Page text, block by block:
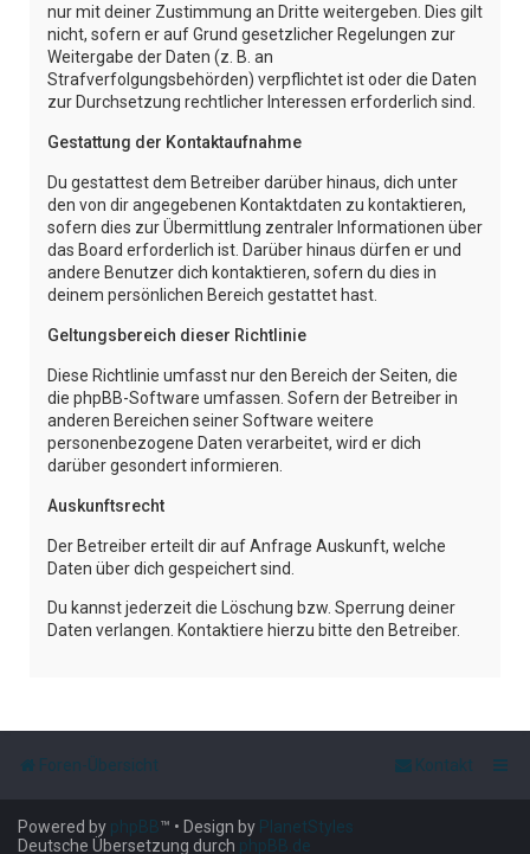
nur mit deiner Zustimmung an Dritte weitergeben. Dies gilt
nicht, sofern er auf Grund gesetzlicher Regelungen zur
Weitergabe der Daten (z. B. an
Strafverfolgungsbehörden) verpflichtet ist oder die Daten
zur Durchsetzung rechtlicher Interessen erforderlich sind.
Gestattung der Kontaktaufnahme
Du gestattest dem Betreiber darüber hinaus, dich unter
den von dir angegebenen Kontaktdaten zu kontaktieren,
sofern dies zur Übermittlung zentraler Informationen über
das Board erforderlich ist. Darüber hinaus dürfen er und
andere Benutzer dich kontaktieren, sofern du dies in
deinem persönlichen Bereich gestattet hast.
Geltungsbereich dieser Richtlinie
Diese Richtlinie umfasst nur den Bereich der Seiten, die
die phpBB-Software umfassen. Sofern der Betreiber in
anderen Bereichen seiner Software weitere
personenbezogene Daten verarbeitet, wird er dich
darüber gesondert informieren.
Auskunftsrecht
Der Betreiber erteilt dir auf Anfrage Auskunft, welche
Daten über dich gespeichert sind.
Du kannst jederzeit die Löschung bzw. Sperrung deiner
Daten verlangen. Kontaktiere hierzu bitte den Betreiber.
Foren-Übersicht Kontakt
Powered by phpBB™ • Design by PlanetStyles
Deutsche Übersetzung durch phpBB.de